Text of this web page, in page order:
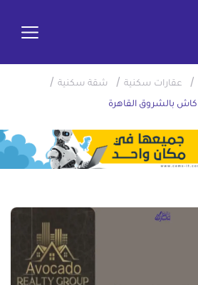
/ عقارات سكنية / شقة سكنية /